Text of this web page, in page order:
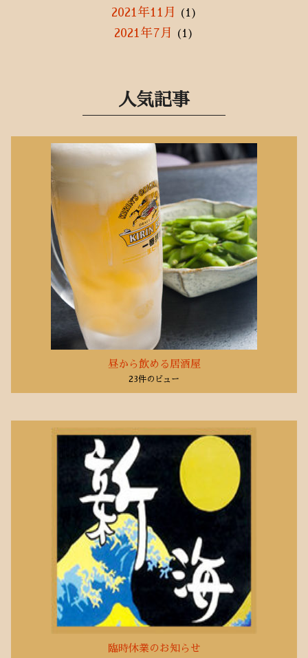
2021年11月 (1)
2021年7月 (1)
2021年1月(3)
2020年12月(3)
2020年11月(1)
2020年9月(2)
2020年8月 (2)
2020年7月 (3)
2020年6月(10)
2020年5月(10)
2020年4月(8)
2020年3月(1)
2020年1月
2019年10月
2019年3月(1)
2018年5月(2)
2018年1月
2017年9月 (1)
2017年8月 (9)
人気記事
昼から飲める居酒屋
23件のビュー
臨時休業のお知らせ